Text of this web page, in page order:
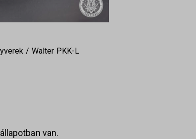
Walter PKK-L
van.